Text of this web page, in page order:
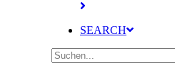
SEARCH